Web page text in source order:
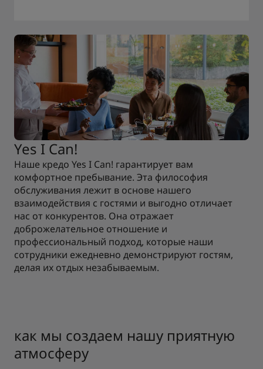
Yes I Can!
Наше кредо Yes I Can! гарантирует вам
комфортное пребывание. Эта философия
обслуживания лежит в основе нашего
взаимодействия с гостями и выгодно отличает
нас от конкурентов. Она отражает
доброжелательное отношение и
профессиональный подход, которые наши
сотрудники ежедневно демонстрируют гостям,
делая их отдых незабываемым.
как мы создаем нашу приятную
атмосферу